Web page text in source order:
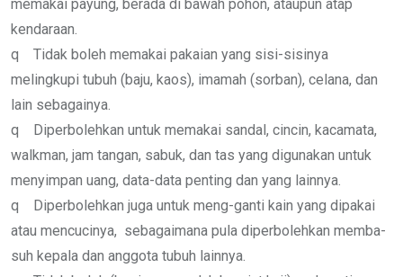
memakai payung, berada di bawah pohon, ataupun atap
kendaraan.
q Tidak boleh memakai pakaian yang sisi-sisinya
melingkupi tubuh (baju, kaos), imamah (sorban), celana, dan
lain sebagainya.
q Diperbolehkan untuk memakai sandal, cincin, kacamata,
walkman, jam tangan, sabuk, dan tas yang digunakan untuk
menyimpan uang, data-data penting dan yang lainnya.
q Diperbolehkan juga untuk meng-ganti kain yang dipakai
atau mencucinya, sebagaimana pula diperbolehkan memba-
suh kepala dan anggota tubuh lainnya.